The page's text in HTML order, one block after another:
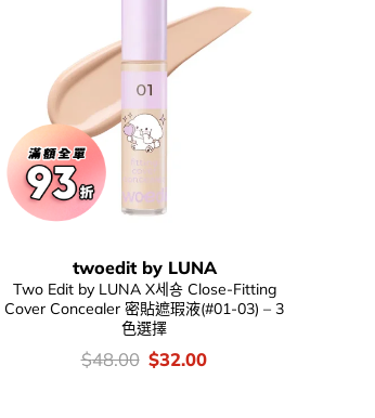
twoedit by LUNA
Two Edit by LUNA X세숑 Close-Fitting
Cover Concealer 密貼遮瑕液(#01-03) – 3
色選擇
價
錢：
$48.00 Original
price
$32.00Current